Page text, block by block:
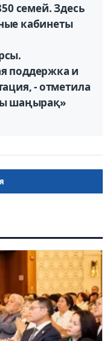
семей. Здесь
кабинеты
поддержка и
- отметила
шаңырақ»